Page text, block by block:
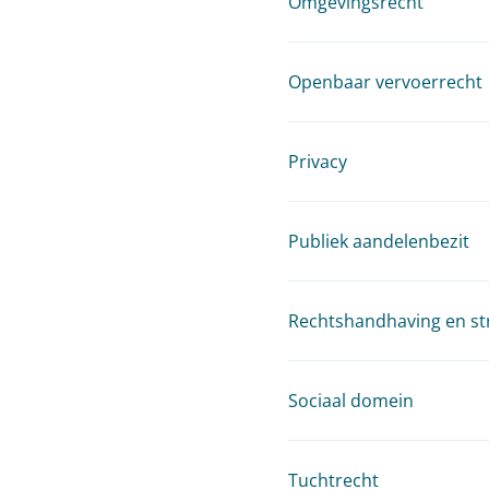
Openbaar vervoerrecht
Privacy
Publiek aandelenbezit
Rechtshandhaving en
Sociaal domein
Tuchtrecht